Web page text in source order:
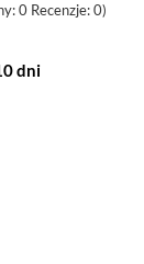
0 Recenzje: 0)
dni